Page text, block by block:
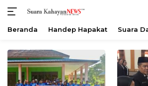
konten
Beranda Handep Hapakat Suara